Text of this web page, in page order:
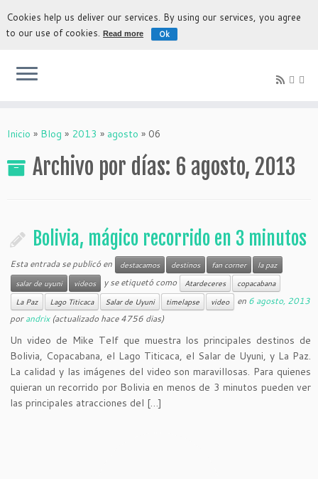
La experiencia más auténtica para descubrir Bolivia
Inicio » Blog » 2013 » agosto » 06
Archivo por días: 6 agosto, 2013
Bolivia, mágico recorrido en 3 minutos
Esta entrada se publicó en destacamos destinos fan corner
la paz
salar de uyuni
videos y se etiquetó como Atardeceres
copacabana
La Paz
Lago Titicaca Salar de Uyuni timelapse video en 6 agosto, 2013
porandrix(actualizado hace 4756 dias)
Un video de Mike Telf que muestra los principales destinos de
Bolivia, Copacabana, el Lago Titicaca, el Salar de Uyuni, y La Paz.
La calidad y las imágenes del video son maravillosas. Para quienes
quieran un recorrido por Bolivia en menos de 3 minutos pueden ver
las principales atracciones del […]
Cookies help us deliver our services. By using our services, you agree
to our use of cookies.Read more Ok